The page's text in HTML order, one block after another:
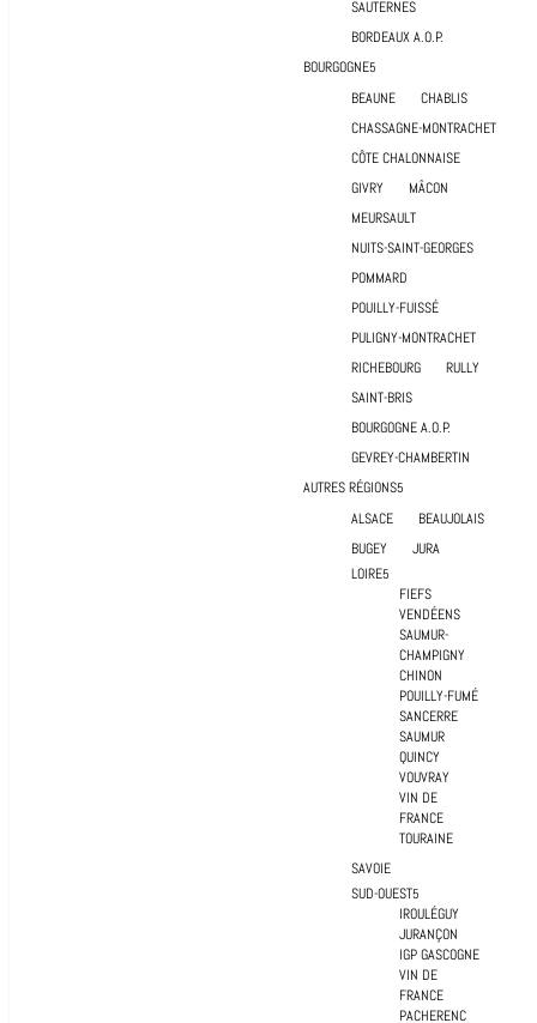
SAUTERNES
BORDEAUX A.O.P.
BOURGOGNE
BEAUNE
CHABLIS
CHASSAGNE-MONTRACHET
CÔTE CHALONNAISE
GIVRY
MÂCON
MEURSAULT
NUITS-SAINT-GEORGES
POMMARD
POUILLY-FUISSÉ
PULIGNY-MONTRACHET
RICHEBOURG
RULLY
SAINT-BRIS
BOURGOGNE A.O.P.
GEVREY-CHAMBERTIN
AUTRES RÉGIONS
ALSACE
BEAUJOLAIS
BUGEY
JURA
LOIRE
FIEFS
VENDÉENS
SAUMUR-
CHAMPIGNY
CHINON
POUILLY-FUMÉ
SANCERRE
SAUMUR
QUINCY
VOUVRAY
VIN DE
FRANCE
TOURAINE
SAVOIE
SUD-OUEST
IROULÉGUY
JURANÇON
IGP GASCOGNE
VIN DE
FRANCE
PACHERENC